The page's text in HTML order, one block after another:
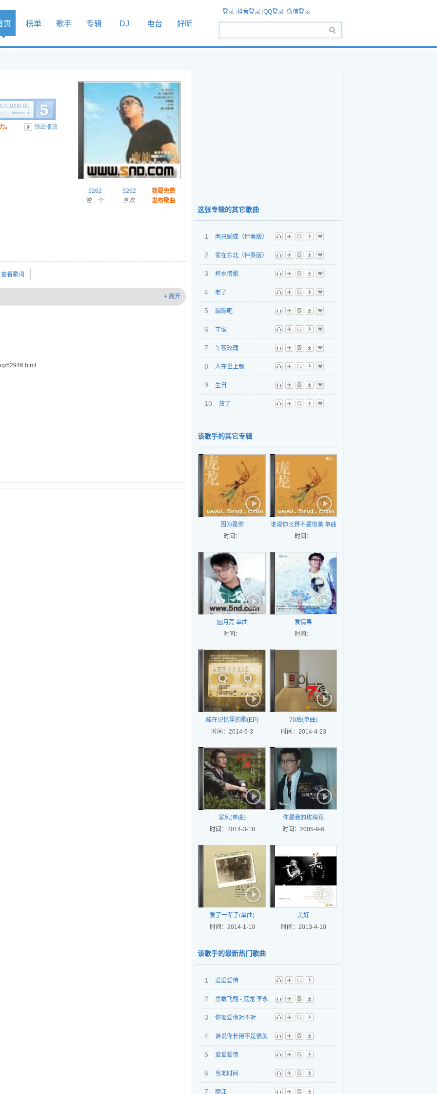
页 榜单 歌手 专辑 DJ 电台 好听
登录 抖音登录 QQ登录 微信登录
/00:00
。 弹出播放
5262
赞一个
5262
喜欢
我要免费
发布歌曲
查看歌词
+ 展开
52946.html
这张专辑的其它歌曲
1
两只蝴蝶（伴奏版）
听
播 歌 下 收
2
家在东北（伴奏版）
听
播 歌 下 收
3
杯水情歌
听
播 歌 下 收
4
老了
听
播 歌 下 收
5
蹦蹦吧
听
播 歌 下 收
6
守侯
听
播 歌 下 收
7
午夜玫瑰
听
播 歌 下 收
8
人在世上飘
听
播 歌 下 收
9
生日
听
播 歌 下 收
10
放了
听
播 歌 下 收
该歌手的其它专辑
因为是你
时间：
谁说你长得不是很美 单曲
时间：
圆月亮 单曲
时间：
爱情果
时间：
藏在记忆里的歌(EP)
时间：2014-6-3
70后(单曲)
时间：2014-4-23
家风(单曲)
时间：2014-3-18
你是我的玫瑰花
时间：2005-9-6
爱了一辈子(单曲)
时间：2014-1-10
美好
时间：2013-4-10
该歌手的最新热门歌曲
1
爱爱爱情
听
播 歌 下
2 勇敢飞翔 - 庞龙 李永
波 李根
听 播 歌 下
3
你很爱他对不对
听
播 歌 下
4
谁说你长得不是很美
听
播 歌 下
5
爱爱爱情
听
播 歌 下
6
当地时间
听
播 歌 下
7 丽江